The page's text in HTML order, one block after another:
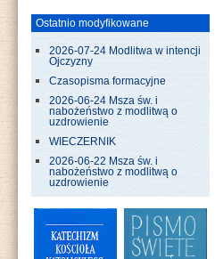
Ostatnio modyfikowane
2026-07-24 Modlitwa w intencji
Ojczyzny
Czasopisma formacyjne
2026-06-24 Msza św. i
nabożeństwo z modlitwą o
uzdrowienie
WIECZERNIK
2026-06-22 Msza św. i
nabożeństwo z modlitwą o
uzdrowienie